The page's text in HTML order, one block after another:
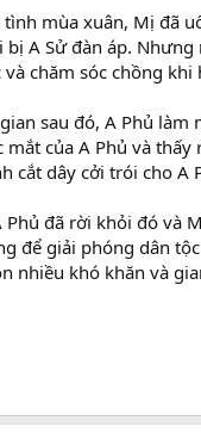
mùa xuân, Mị đã
bị A Sử đàn áp.
chăm sóc chồng khi
sau đó, A Phủ làm
mắt của A Phủ và
cắt dây cởi trói cho A
Phủ đã rời khỏi đó và
để giải phóng dân
nhiều khó khăn và